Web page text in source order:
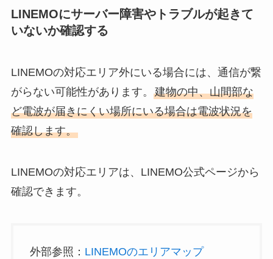
LINEMOにサーバー障害やトラブルが起きて
いないか確認する
LINEMOの対応エリア外にいる場合には、通信が繋
がらない可能性があります。 建物の中、山間部な
ど電波が届きにくい場所にいる場合は電波状況を
確認します。
LINEMOの対応エリアは、LINEMO公式ページから
確認できます。
外部参照： LINEMOのエリアマップ